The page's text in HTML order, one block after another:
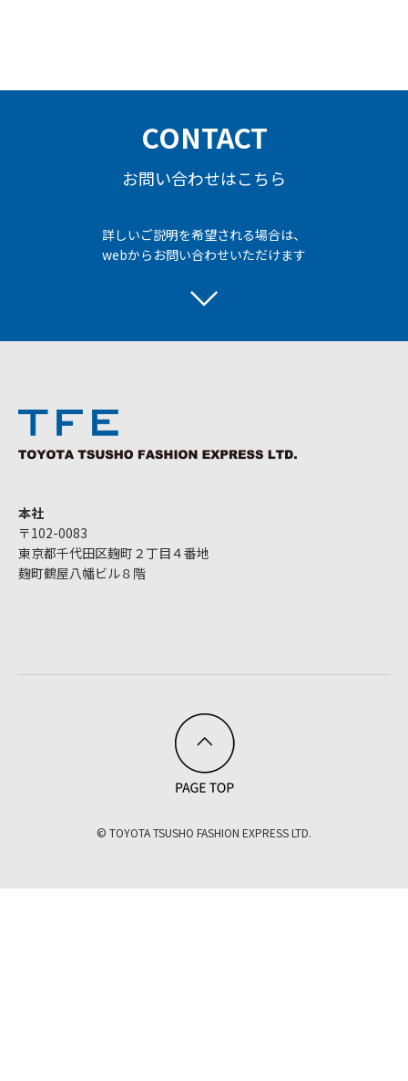
CONTACT
お問い合わせはこちら
詳しいご説明を希望される場合は、
webからお問い合わせいただけます
本社
〒102-0083
東京都千代田区麹町２丁目４番地
麹町鶴屋八幡ビル８階
© TOYOTA TSUSHO FASHION EXPRESS LTD.